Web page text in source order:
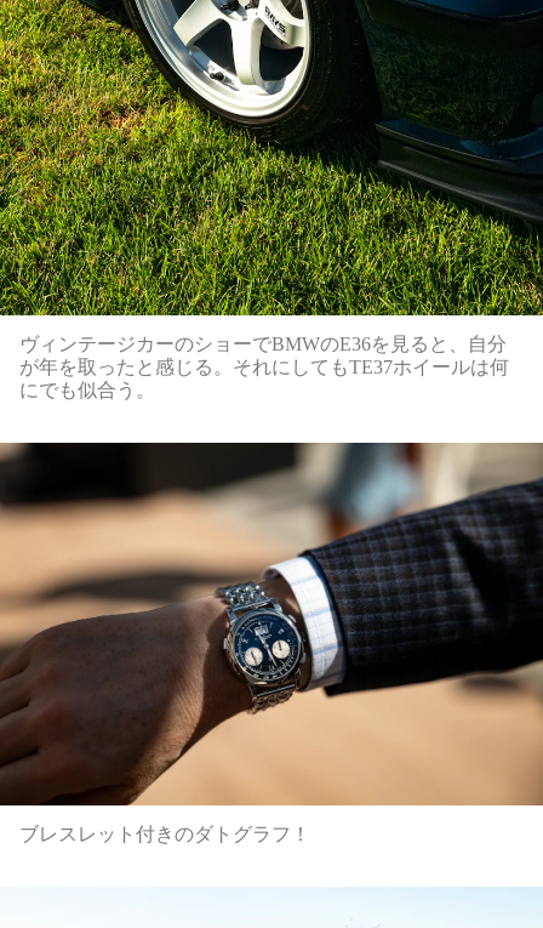
ヴィンテージカーのショーでBMWのE36を見ると、自分
が年を取ったと感じる。それにしてもTE37ホイールは何
にでも似合う。
ブレスレット付きのダトグラフ！